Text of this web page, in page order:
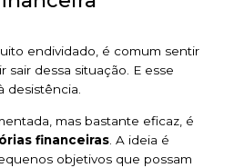
endividado, é comum sentir
sair dessa situação. E esse
desistência.
mas bastante eficaz, é
financeiras. A ideia é
objetivos que possam